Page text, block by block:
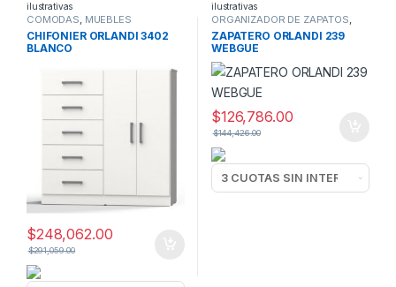
ilustrativas
COMODAS, MUEBLES
CHIFONIER ORLANDI 3402
BLANCO
$248,062.00
$291,059.00
ilustrativas
ORGANIZADOR DE ZAPATOS,
MUEBLES
ZAPATERO ORLANDI 239
WEBGUE
$126,786.00
$144,426.00